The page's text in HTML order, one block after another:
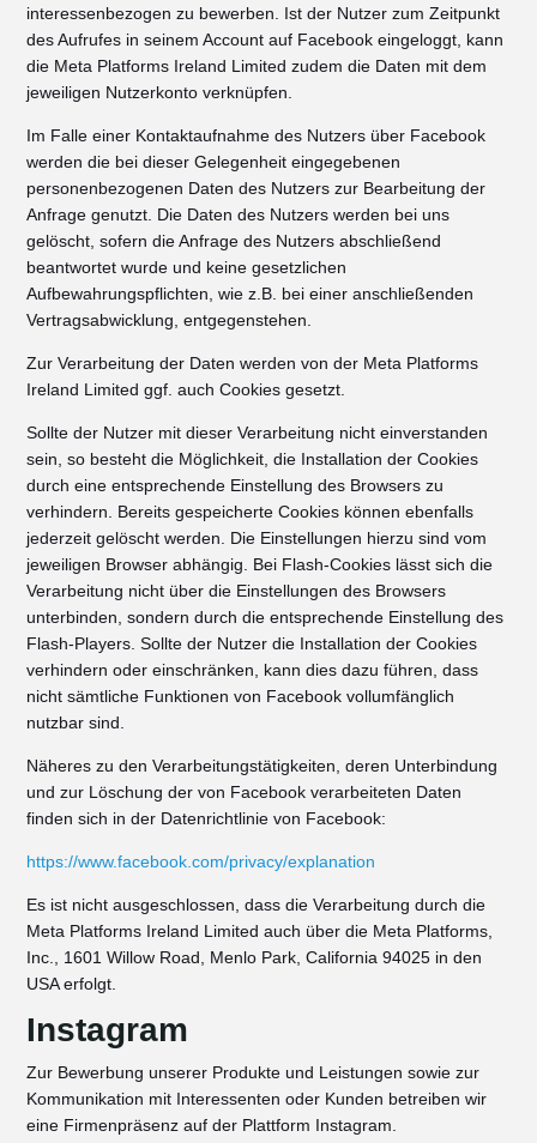
interessenbezogen zu bewerben. Ist der Nutzer zum Zeitpunkt
des Aufrufes in seinem Account auf Facebook eingeloggt, kann
die Meta Platforms Ireland Limited zudem die Daten mit dem
jeweiligen Nutzerkonto verknüpfen.
Im Falle einer Kontaktaufnahme des Nutzers über Facebook
werden die bei dieser Gelegenheit eingegebenen
personenbezogenen Daten des Nutzers zur Bearbeitung der
Anfrage genutzt. Die Daten des Nutzers werden bei uns
gelöscht, sofern die Anfrage des Nutzers abschließend
beantwortet wurde und keine gesetzlichen
Aufbewahrungspflichten, wie z.B. bei einer anschließenden
Vertragsabwicklung, entgegenstehen.
Zur Verarbeitung der Daten werden von der Meta Platforms
Ireland Limited ggf. auch Cookies gesetzt.
Sollte der Nutzer mit dieser Verarbeitung nicht einverstanden
sein, so besteht die Möglichkeit, die Installation der Cookies
durch eine entsprechende Einstellung des Browsers zu
verhindern. Bereits gespeicherte Cookies können ebenfalls
jederzeit gelöscht werden. Die Einstellungen hierzu sind vom
jeweiligen Browser abhängig. Bei Flash-Cookies lässt sich die
Verarbeitung nicht über die Einstellungen des Browsers
unterbinden, sondern durch die entsprechende Einstellung des
Flash-Players. Sollte der Nutzer die Installation der Cookies
verhindern oder einschränken, kann dies dazu führen, dass
nicht sämtliche Funktionen von Facebook vollumfänglich
nutzbar sind.
Näheres zu den Verarbeitungstätigkeiten, deren Unterbindung
und zur Löschung der von Facebook verarbeiteten Daten
finden sich in der Datenrichtlinie von Facebook:
https://www.facebook.com/privacy/explanation
Es ist nicht ausgeschlossen, dass die Verarbeitung durch die
Meta Platforms Ireland Limited auch über die Meta Platforms,
Inc., 1601 Willow Road, Menlo Park, California 94025 in den
USA erfolgt.
Instagram
Zur Bewerbung unserer Produkte und Leistungen sowie zur
Kommunikation mit Interessenten oder Kunden betreiben wir
eine Firmenpräsenz auf der Plattform Instagram.